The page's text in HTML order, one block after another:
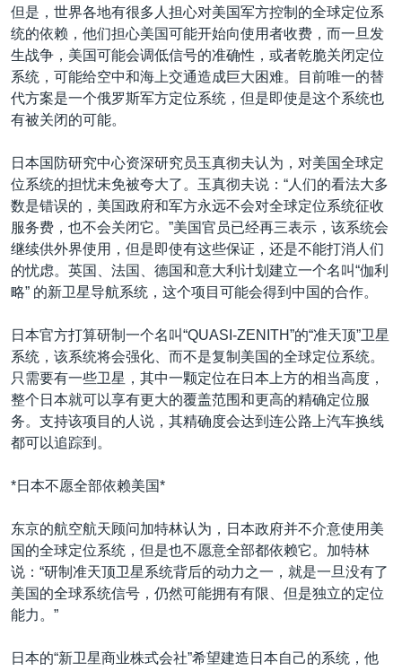
南中国海争端
关注西藏
关注新疆
GEN Z 看美国
但是，世界各地有很多人担心对美国军方控制的全球定位系
统的依赖，他们担心美国可能开始向使用者收费，而一旦发
生战争，美国可能会调低信号的准确性，或者乾脆关闭定位
系统，可能给空中和海上交通造成巨大困难。目前唯一的替
代方案是一个俄罗斯军方定位系统，但是即使是这个系统也
有被关闭的可能。
日本国防研究中心资深研究员玉真彻夫认为，对美国全球定
位系统的担忧未免被夸大了。玉真彻夫说：“人们的看法大多
数是错误的，美国政府和军方永远不会对全球定位系统征收
服务费，也不会关闭它。”美国官员已经再三表示，该系统会
继续供外界使用，但是即使有这些保证，还是不能打消人们
的忧虑。英国、法国、德国和意大利计划建立一个名叫“伽利
略” 的新卫星导航系统，这个项目可能会得到中国的合作。
日本官方打算研制一个名叫“QUASI-ZENITH”的“准天顶”卫星
系统，该系统将会强化、而不是复制美国的全球定位系统。
只需要有一些卫星，其中一颗定位在日本上方的相当高度，
整个日本就可以享有更大的覆盖范围和更高的精确定位服
务。支持该项目的人说，其精确度会达到连公路上汽车换线
都可以追踪到。
*日本不愿全部依赖美国*
东京的航空航天顾问加特林认为，日本政府并不介意使用美
国的全球定位系统，但是也不愿意全部都依赖它。加特林
说：“研制准天顶卫星系统背后的动力之一，就是一旦没有了
美国的全球系统信号，仍然可能拥有有限、但是独立的定位
能力。”
日本的“新卫星商业株式会社”希望建造日本自己的系统，他